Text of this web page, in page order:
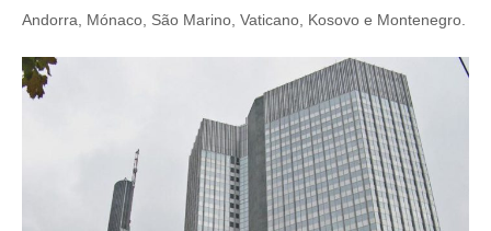
Andorra, Mónaco, São Marino, Vaticano, Kosovo e Montenegro.